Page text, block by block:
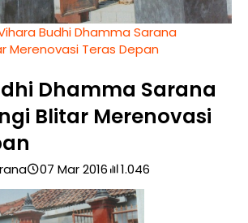
Budhi Dhamma Sarana
Merenovasi Teras Depan
Dhamma Sarana
Blitar Merenovasi
07 Mar 2016 1.046